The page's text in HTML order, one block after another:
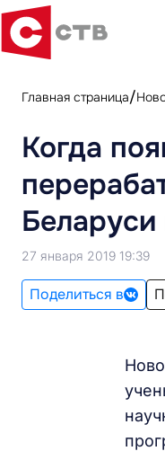
Главная страница
Когда
27 января 2019 19:39
Поделиться в